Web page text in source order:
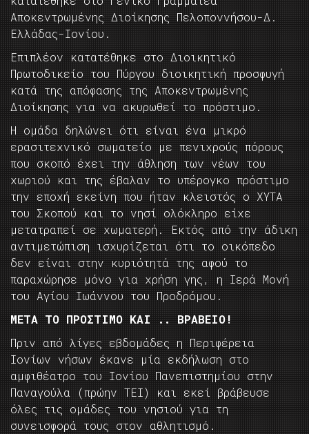
Αποκεντρωμένης Διοίκησης Πελοποννήσου-Δ.
Ελλάδας-Ιονίου.
Επιπλέον κατατέθηκε στο Διοικητικό
Πρωτοδικείο του Πύργου διοικητική προσφυγή
κατά της απόφασης της Αποκεντρωμένης
Διοίκησης για να ακυρωθεί το πρόστιμο.
Η ομάδα δηλώνει ότι είναι ένα μικρό
ερασιτεχνικό σωματείο με πενιχρούς πόρους
που σκοπό έχει την άθληση των νέων του
χωριού και της έβαλαν το υπέρογκο πρόστιμο
την εποχή εκείνη που ήταν κλειστός ο ΧΥΤΑ
του Σκοπού και το νησί ολόκληρο είχε
μετατραπεί σε χωματερή. Εκτός από την άδικη
αντιμετώπιση ισχυρίζεται ότι το οικόπεδο
δεν είναι στην κυριότητά της αφού το
παραχώρησε μόνο για χρήση γης, η Ιερά Μονή
του Αγίου Ιωάννου του Προδρόμου.
ΜΕΤΑ ΤΟ ΠΡΟΣΤΙΜΟ ΚΑΙ .. ΒΡΑΒΕΙΟ!
Πριν από λίγες εβδομάδες η Περιφέρεια
Ιονίων νήσων έκανε μία εκδήλωση στο
αμφιθέατρο του Ιονίου Πανεπιστημίου στην
Παναγούλα (πρώην ΤΕΙ) και εκεί βράβευσε
όλες τις ομάδες του νησιού για τη
συνεισφορά τους στον αθλητισμό.